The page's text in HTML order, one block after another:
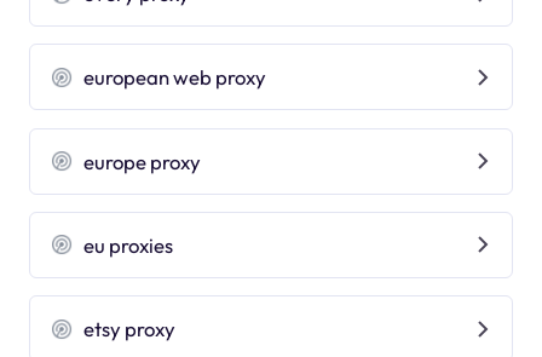
european web proxy
europe proxy
eu proxies
etsy proxy